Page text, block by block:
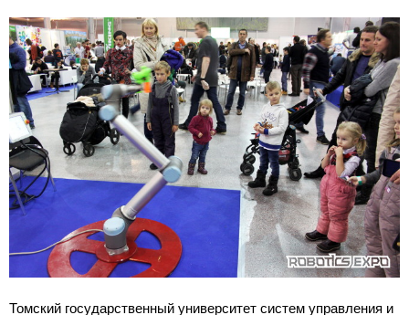
Томский государственный университет систем управления и